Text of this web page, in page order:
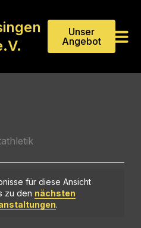
Unser
Angebot
für diese Ansicht
zu den nächsten
.